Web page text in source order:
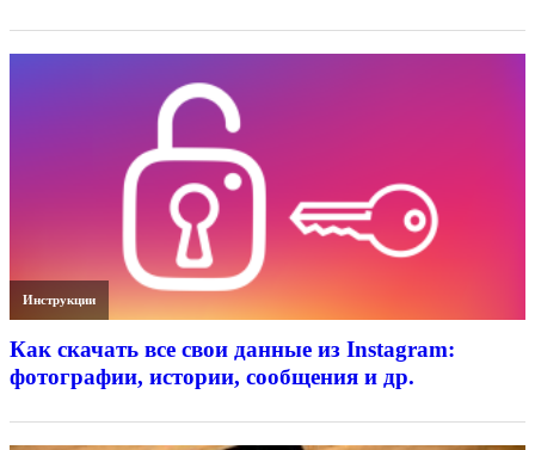
Инструкции
Как скачать все свои данные из Instagram:
фотографии, истории, сообщения и др.